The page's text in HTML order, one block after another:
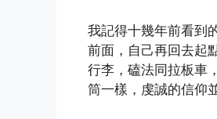
我記得十幾年前看到
前面，自己再回去起
行李，磕法同拉板車
筒一樣，虔誠的信仰